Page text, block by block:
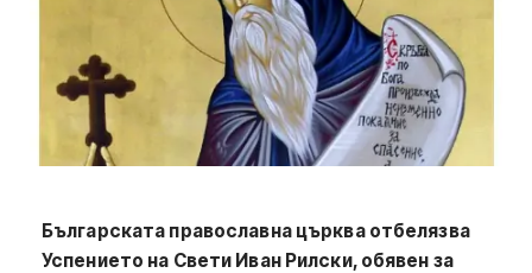
Българската православна църква отбелязва
Успението на Свети Иван Рилски, обявен за